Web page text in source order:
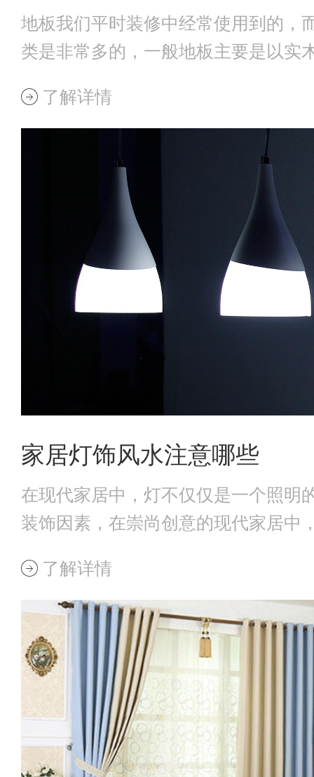
地板我们平时装修中经常使用到的，
类是非常多的，一般地板主要是以实
了解详情
家居灯饰风水注意哪些
在现代家居中，灯不仅仅是一个照明
装饰因素，在崇尚创意的现代家居中
了解详情